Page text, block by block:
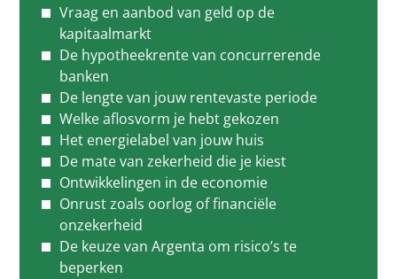
Vraag en aanbod van geld op de
kapitaalmarkt
De hypotheekrente van concurrerende
banken
De lengte van jouw rentevaste periode
Welke aflosvorm je hebt gekozen
Het energielabel van jouw huis
De mate van zekerheid die je kiest
Ontwikkelingen in de economie
Onrust zoals oorlog of financiële
onzekerheid
De keuze van Argenta om risico’s te
beperken